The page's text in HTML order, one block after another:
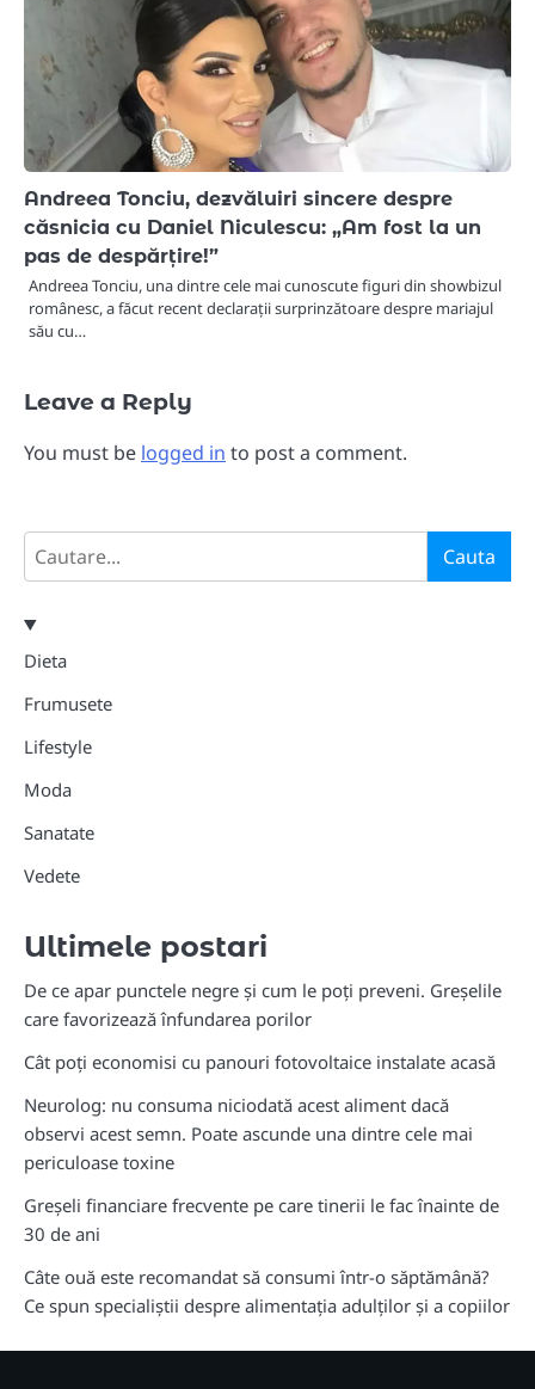
Andreea Tonciu, dezvăluiri sincere despre
căsnicia cu Daniel Niculescu: „Am fost la un
pas de despărțire!”
Andreea Tonciu, una dintre cele mai cunoscute figuri din showbizul
românesc, a făcut recent declarații surprinzătoare despre mariajul
său cu…
Leave a Reply
You must be logged in to post a comment.
Search Cauta
Dieta
Frumusete
Lifestyle
Moda
Sanatate
Vedete
Ultimele postari
De ce apar punctele negre și cum le poți preveni. Greșelile
care favorizează înfundarea porilor
Cât poți economisi cu panouri fotovoltaice instalate acasă
Neurolog: nu consuma niciodată acest aliment dacă
observi acest semn. Poate ascunde una dintre cele mai
periculoase toxine
Greșeli financiare frecvente pe care tinerii le fac înainte de
30 de ani
Câte ouă este recomandat să consumi într-o săptămână?
Ce spun specialiștii despre alimentația adulților și a copiilor